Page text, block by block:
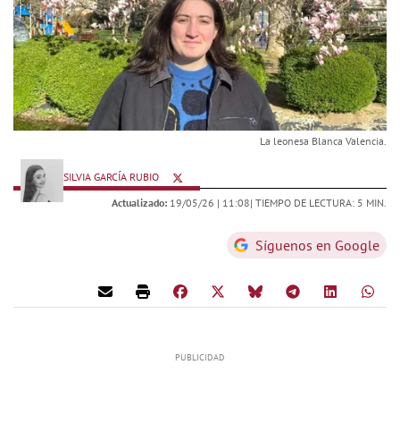
La leonesa Blanca Valencia.
SILVIA GARCÍA RUBIO
Actualizado: 19/05/26 | 11:08| TIEMPO DE LECTURA: 5 MIN.
Síguenos en Google